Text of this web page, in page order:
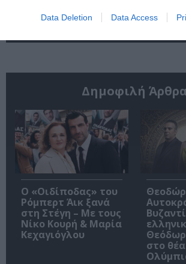
Data Deletion Data AccessΔιπλή
Δημοφιλή
O «Οιδίποδας» του
Ρόμπερτ Άικ ξανά
στη Στέγη – Με τους
Νίκο Κουρή & Μαρία
Κεχαγιόγλου
στο